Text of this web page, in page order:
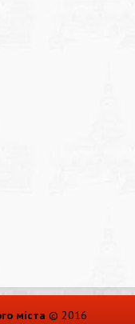
міста © 2016